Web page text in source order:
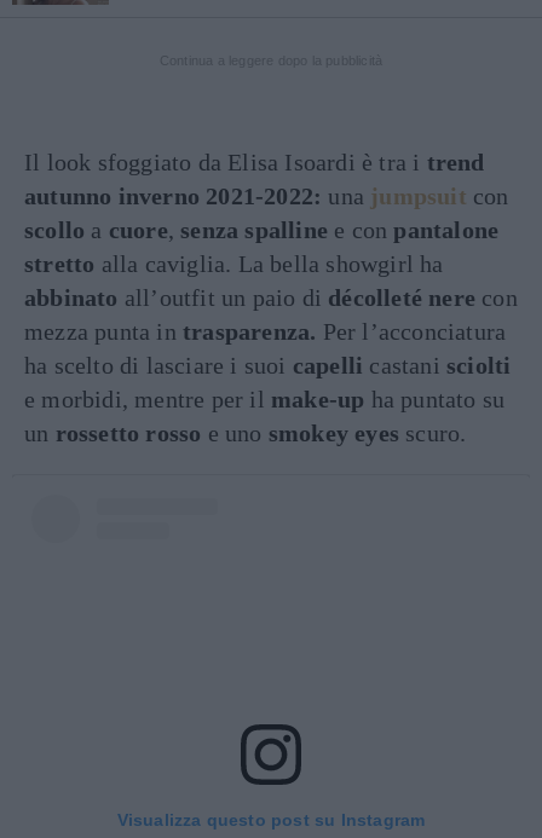
Il look sfoggiato da Elisa Isoardi è tra i trend
autunno inverno 2021-2022: una jumpsuit con
scollo a cuore, senza spalline e conpantalone
stretto alla caviglia. La bella showgirl ha
abbinato all’outfit un paio di décolleté nere con
mezza punta in trasparenza. Per l’acconciatura
ha scelto di lasciare i suoi capelli castani sciolti
e morbidi, mentre per il make-up ha puntato su
un rossetto rosso e uno smokey eyes scuro.
Visualizza questo post su Instagram